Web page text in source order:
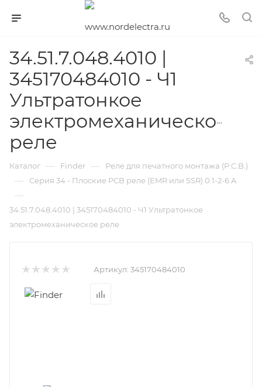
34.51.7.048.4010 |
345170484010 - Ч1
Ультратонкое
электромеханическое
реле
Каталог — Finder — Реле для печатного монтажа (P.C.B.)
— Серия 34 - Плоские PCB реле (EMR или SSR) 0.1-2-6 A
—
34.51.7.048.4010 | 345170484010 - Ч1 Ультратонкое
электромеханическое реле
Артикул: 345170484010